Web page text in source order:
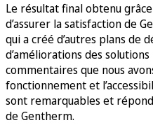
Le résultat final obtenu
d’assurer la satisfaction de
qui a créé d’autres plans de
d’améliorations des
commentaires que nous
fonctionnement et
sont remarquables et
de Gentherm.